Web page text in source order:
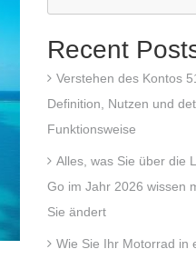
Recent
Verstehen des Kontos
Definition, Nutzen und
Funktionsweise
Alles, was Sie über die
Go im Jahr 2026 wissen
Sie ändert
Wie Sie Ihr Motorrad in